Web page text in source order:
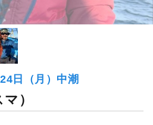
日（月）中潮
マ）